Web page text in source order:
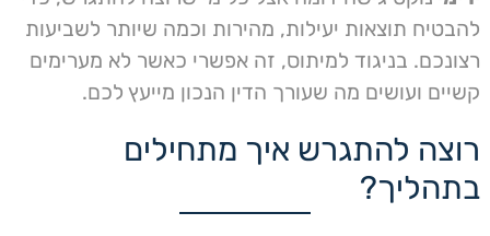
להבטיח תוצאות יעילות, מהירות וכמה שיותר לשביעות
רצונכם. בניגוד למיתוס, זה אפשרי כאשר לא מערימים
קשיים ועושים מה שעורך הדין הנכון מייעץ לכם.
רוצה להתגרש איך מתחילים
בתהליך?